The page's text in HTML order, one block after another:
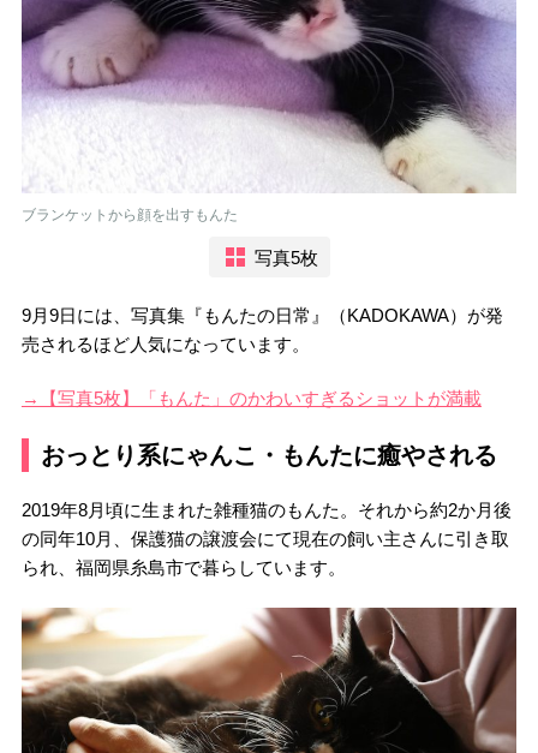
ブランケットから顔を出すもんた
写真5枚
9月9日には、写真集『もんたの日常』（KADOKAWA）が発
売されるほど人気になっています。
→【写真5枚】「もんた」のかわいすぎるショットが満載
おっとり系にゃんこ・もんたに癒やされる
2019年8月頃に生まれた雑種猫のもんた。それから約2か月後
の同年10月、保護猫の譲渡会にて現在の飼い主さんに引き取
られ、福岡県糸島市で暮らしています。